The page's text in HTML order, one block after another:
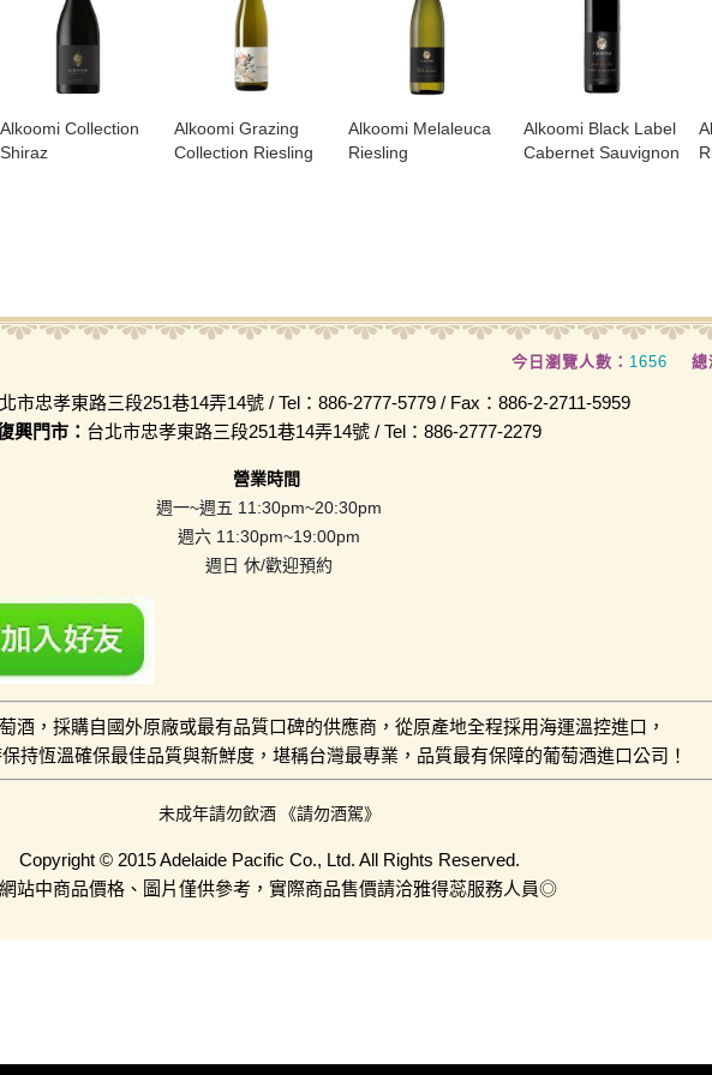
​Alkoomi Collection
Shiraz
​Alkoomi Grazing
Collection Riesling
Alkoomi Melaleuca
Riesling
Alkoomi Black Label
Cabernet Sauvignon
今日瀏覽人數： 1656 總
市忠孝東路三段251巷14弄14號 / Tel：886-2777-5779 / Fax：886-2-2711-5959
興門市： 台北市忠孝東路三段251巷14弄14號 / Tel：886-2777-2279
營業時間
週一~週五 11:30pm~20:30pm
週六 11:30pm~19:00pm
週日 休/歡迎預約
酒，採購自國外原廠或最有品質口碑的供應商，從原產地全程採用海運溫控進口，
持恆溫確保最佳品質與新鮮度，堪稱台灣最專業，品質最有保障的葡萄酒進口公司！
未成年請勿飲酒 《請勿酒駕》
Copyright © 2015 Adelaide Pacific Co., Ltd. All Rights Reserved.
站中商品價格、圖片僅供參考，實際商品售價請洽雅得蕊服務人員◎